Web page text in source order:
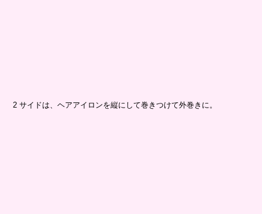
2 サイドは、ヘアアイロンを縦にして巻きつけて外巻きに。